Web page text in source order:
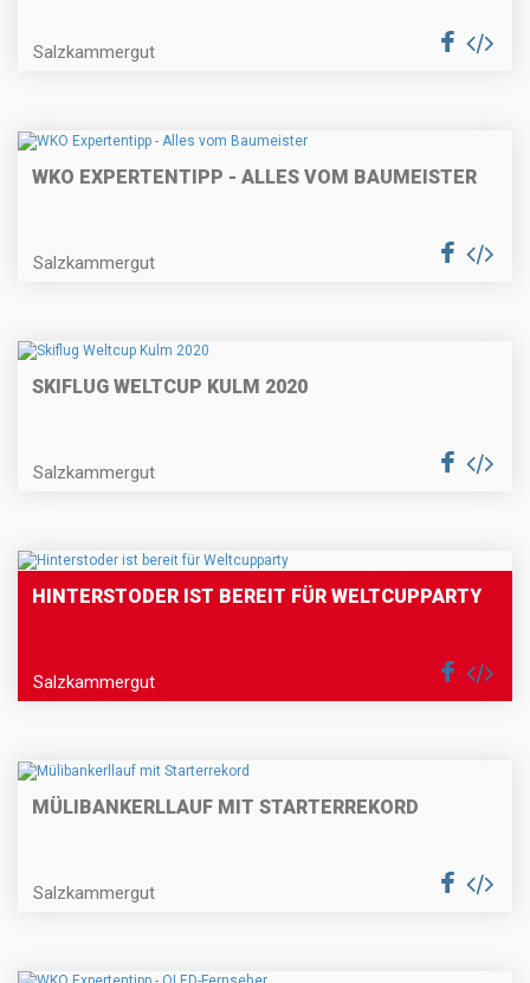
Salzkammergut
WKO EXPERTENTIPP - ALLES VOM BAUMEISTER
Salzkammergut
SKIFLUG WELTCUP KULM 2020
Salzkammergut
HINTERSTODER IST BEREIT FÜR WELTCUPPARTY
Salzkammergut
MÜLIBANKERLLAUF MIT STARTERREKORD
Salzkammergut